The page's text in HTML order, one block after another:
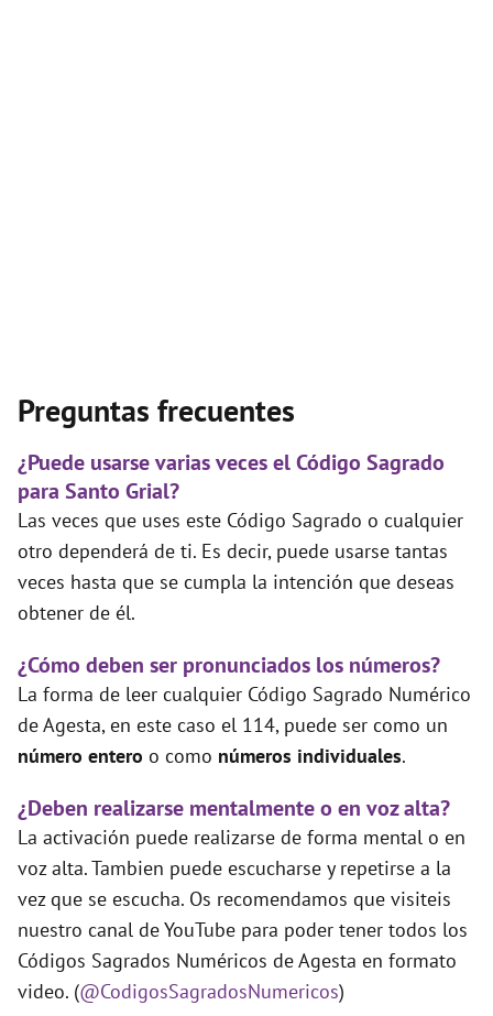
Preguntas frecuentes
¿Puede usarse varias veces el Código Sagrado
para Santo Grial?
Las veces que uses este Código Sagrado o cualquier
otro dependerá de ti. Es decir, puede usarse tantas
veces hasta que se cumpla la intención que deseas
obtener de él.
¿Cómo deben ser pronunciados los números?
La forma de leer cualquier Código Sagrado Numérico
de Agesta, en este caso el 114, puede ser como un
número entero o como números individuales.
¿Deben realizarse mentalmente o en voz alta?
La activación puede realizarse de forma mental o en
voz alta. Tambien puede escucharse y repetirse a la
vez que se escucha. Os recomendamos que visiteis
nuestro canal de YouTube para poder tener todos los
Códigos Sagrados Numéricos de Agesta en formato
video. (@CodigosSagradosNumericos)